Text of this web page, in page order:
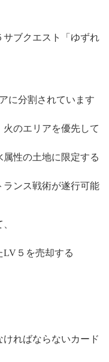
ブクエスト「ゆずれ
に分割されています
のエリアを優先して
性の土地に限定する
ンス戦術が遂行可能
LV５を売却する
ればならないカード